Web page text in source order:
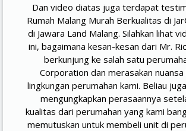
Dan video diatas juga terdapat
Rumah Malang Murah Berkualitas di
di Jawara Land Malang. Silahkan lihat
ini, bagaimana kesan-kesan dari Mr.
berkunjung ke salah satu
Corporation dan merasakan nuansa
lingkungan perumahan kami. Beliau
mengungkapkan perasaannya
kualitas dari perumahan yang kami
memutuskan untuk membeli unit di